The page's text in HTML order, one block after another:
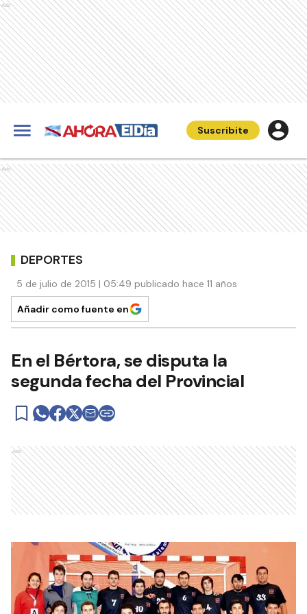
Ads
Suscribite
Ads
DEPORTES
5 de julio de 2015 | 05:49 publicado hace 11 años
Añadir como fuente en
En el Bértora, se disputa la
segunda fecha del Provincial
Ads